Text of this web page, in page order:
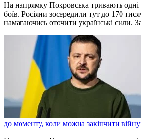
На напрямку Покровська тривають
боїв. Росіяни зосередили тут до 170
намагаючись оточити українські сили.
до моменту, коли можна закінчити